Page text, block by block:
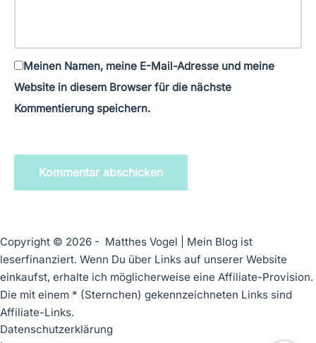
Meinen Namen, meine E-Mail-Adresse und meine
Website in diesem Browser für die nächste
Kommentierung speichern.
Kommentar abschicken
Copyright © 2026 - Matthes Vogel | Mein Blog ist
leserfinanziert. Wenn Du über Links auf unserer Website
einkaufst, erhalte ich möglicherweise eine Affiliate-Provision.
Die mit einem * (Sternchen) gekennzeichneten Links sind
Affiliate-Links.
Datenschutzerklärung